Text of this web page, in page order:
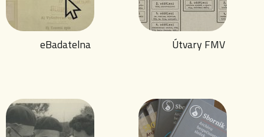
eBadatelna Útvary FMV